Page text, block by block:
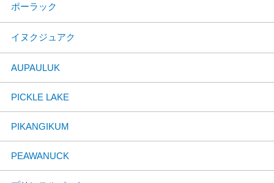
ポーラック
イヌクジュアク
AUPAULUK
PICKLE LAKE
PIKANGIKUM
PEAWANUCK